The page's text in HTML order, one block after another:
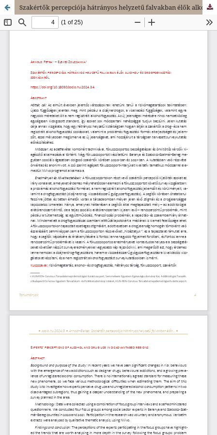
Szakértők percepciója hátrányos helyzetű falvakban élők alkohol- és drogfogyasztási szokásairól